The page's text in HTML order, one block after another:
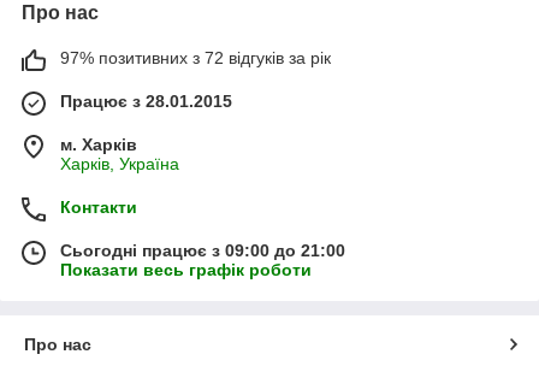
Про нас
97% позитивних з 72 відгуків за рік
Працює з 28.01.2015
м. Харків
Харків, Україна
Контакти
Сьогодні працює з 09:00 до 21:00
Показати весь графік роботи
Про нас